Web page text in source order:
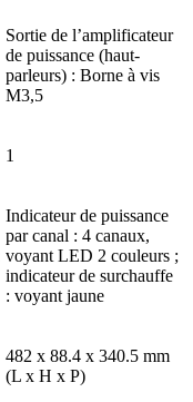
Sortie de l’amplificateur
de puissance (haut-
parleurs) : Borne à vis
M3,5
1
Indicateur de puissance
par canal : 4 canaux,
voyant LED 2 couleurs ;
indicateur de surchauffe
: voyant jaune
482 x 88.4 x 340.5 mm
(L x H x P)